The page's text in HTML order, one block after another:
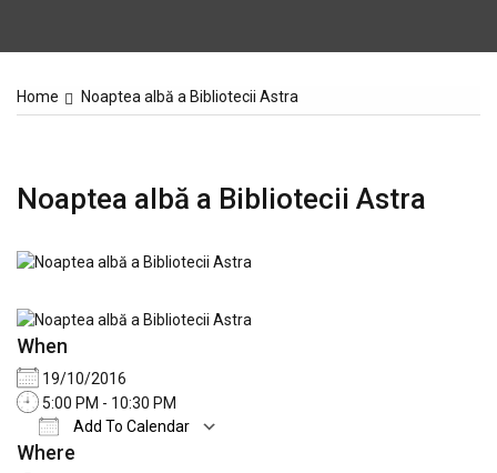
Home Noaptea albă a Bibliotecii Astra
Noaptea albă a Bibliotecii Astra
When
19/10/2016
5:00 PM - 10:30 PM
Add To Calendar
Download ICS
Where